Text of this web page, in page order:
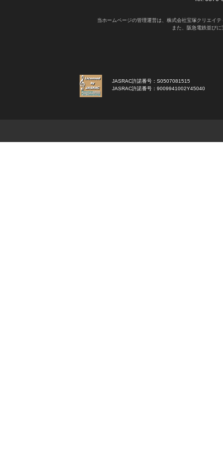
当ホームページの管理運営は、株式会社宝塚クリエイ
また、阪急電鉄並び
JASRAC許諾番号：S0507081515
JASRAC許諾番号：9009941002Y45040